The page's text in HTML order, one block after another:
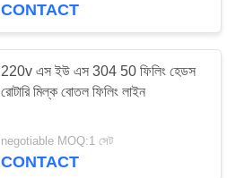
CONTACT
220v এস ইউ এস 304 50 ফিলিং হেডস
রোটারি মিল্ক বোতল ফিলিং লাইন
negotiable MOQ:1 সেট
CONTACT